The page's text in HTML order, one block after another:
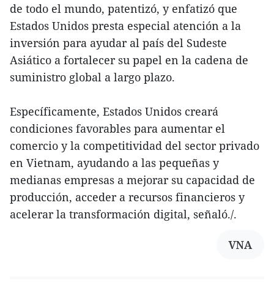
de todo el mundo, patentizó, y enfatizó que
Estados Unidos presta especial atención a la
inversión para ayudar al país del Sudeste
Asiático a fortalecer su papel en la cadena de
suministro global a largo plazo.
Específicamente, Estados Unidos creará
condiciones favorables para aumentar el
comercio y la competitividad del sector privado
en Vietnam, ayudando a las pequeñas y
medianas empresas a mejorar su capacidad de
producción, acceder a recursos financieros y
acelerar la transformación digital, señaló./.
VNA